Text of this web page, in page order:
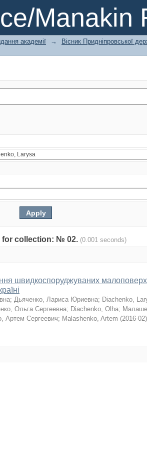
Manakin
академії → Вісник Придніпровської
for collection: № 02. (0.001 seconds)
швидкоспоруджуваних
; Дьяченко, Лариса Юриевна; Diachenko,
Ольга Сергеевна; Diachenko, Olha;
Артем Сергеевич; Malashenko, Artem (2016-02)